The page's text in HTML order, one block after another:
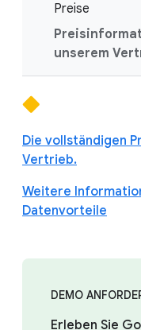
Preise
unserem
Die vollständigen
Vertrieb.
Weitere
Datenvorteile
DEMO
Erleben Sie